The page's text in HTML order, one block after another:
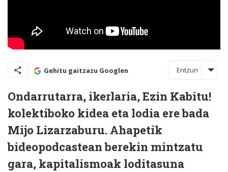
Gehitu gaitzazu Googlen Entzun
Ondarrutarra, ikerlaria, Ezin Kabitu!
kolektiboko kidea eta lodia ere bada
Mijo Lizarzaburu. Ahapetik
bideopodcastean berekin mintzatu
gara, kapitalismoak loditasuna